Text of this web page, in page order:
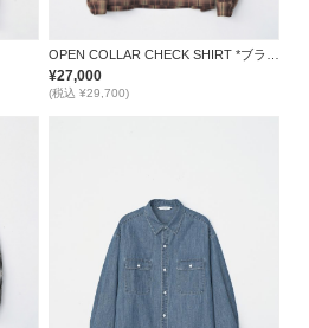
OPEN COLLAR CHECK SHIRT *ブラウン*
¥27,000
(税込 ¥29,700)